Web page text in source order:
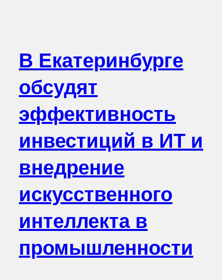
В Екатеринбурге
обсудят
эффективность
инвестиций в ИТ и
внедрение
искусственного
интеллекта в
промышленности